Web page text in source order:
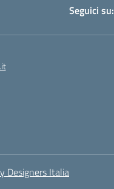
Seguici su:
Designers Italia